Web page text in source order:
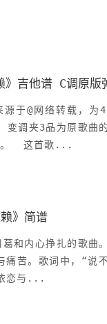
》吉他谱 C调原版
于@网络转载，为
变调夹3品为原歌曲
。 这首歌...
》简谱
和内心挣扎的歌曲
痛苦。歌词中，“说
恋与...